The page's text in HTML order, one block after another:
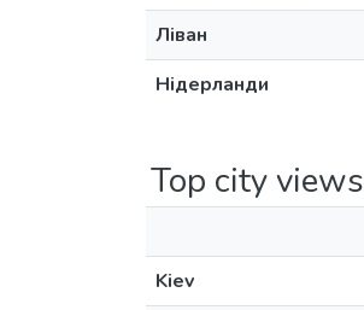
Ліван
Нідерланди
Top city views
Kiev